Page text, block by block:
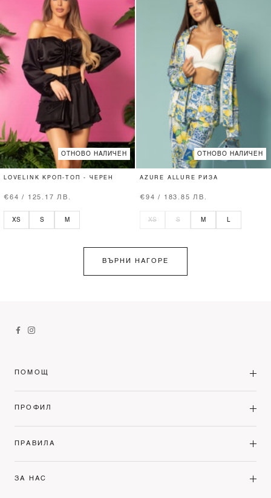
ОТНОВО НАЛИЧЕН
LOVELINK КРОП-ТОП - ЧЕРЕН
€64 / 125.17 ЛВ.
XS S M
ОТНОВО НАЛИЧЕН
AZURE ALLURE РИЗА
€94 / 183.85 ЛВ.
XS S M L
ВЪРНИ НАГОРЕ
ПОМОЩ
ПРОФИЛ
ПРАВИЛА
ЗА НАС